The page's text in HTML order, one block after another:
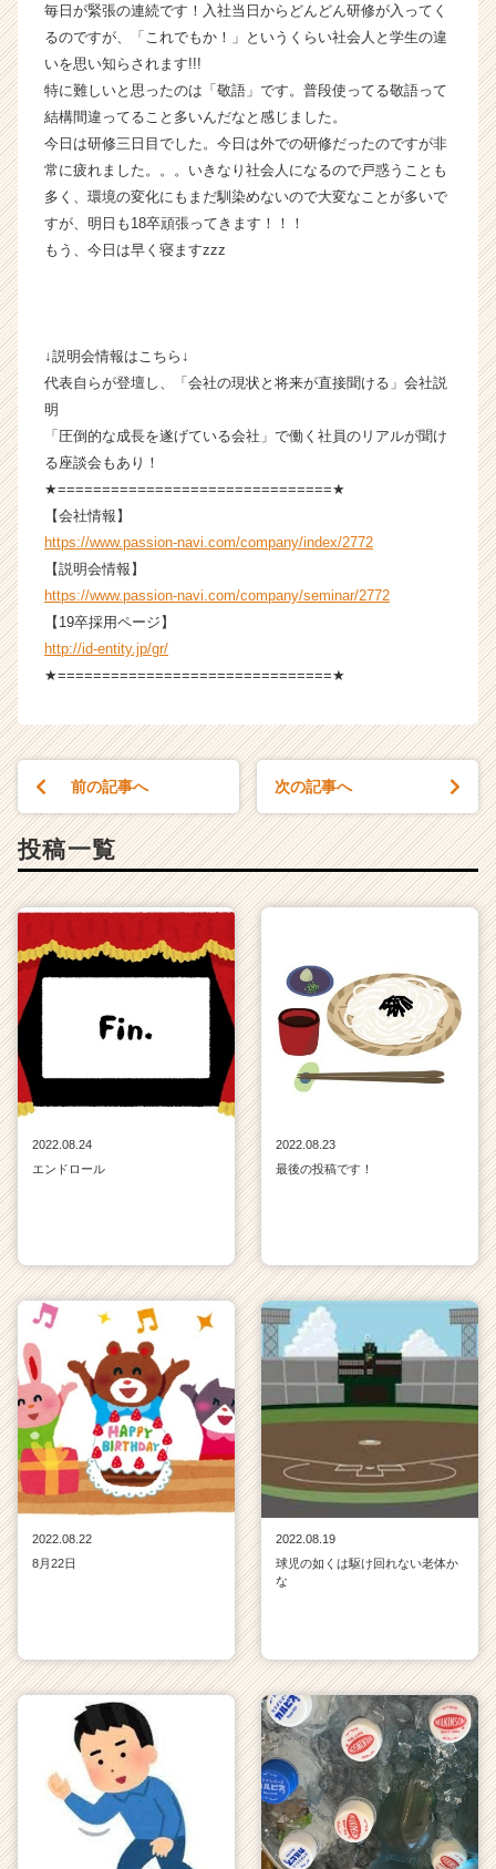
ス
カ
ウ
ト
が
届
活
サ
イ
リ
（C
e
r
r）
毎日が緊張の連続です！入社当日からどんどん研修が入ってく
るのですが、「これでもか！」というくらい社会人と学生の違
いを思い知らされます!!!
特に難しいと思ったのは「敬語」です。普段使ってる敬語って
結構間違ってること多いんだなと感じました。
今日は研修三日目でした。今日は外での研修だったのですが非
常に疲れました。。。いきなり社会人になるので戸惑うことも
多く、環境の変化にもまだ馴染めないので大変なことが多いで
すが、明日も18卒頑張ってきます！！！
もう、今日は早く寝ますzzz
↓説明会情報はこちら↓
代表自らが登壇し、「会社の現状と将来が直接聞ける」会社説
明
「圧倒的な成長を遂げている会社」で働く社員のリアルが聞け
る座談会もあり！
★===============================★
【会社情報】
https://www.passion-navi.com/company/index/2772
【説明会情報】
https://www.passion-navi.com/company/seminar/2772
【19卒採用ページ】
http://id-entity.jp/gr/
★===============================★
前の記事へ 次の記事へ
投稿一覧
2022.08.24
エンドロール
2022.08.23
最後の投稿です！
2022.08.22
8月22日
2022.08.19
球児の如くは駆け回れない老体か
な